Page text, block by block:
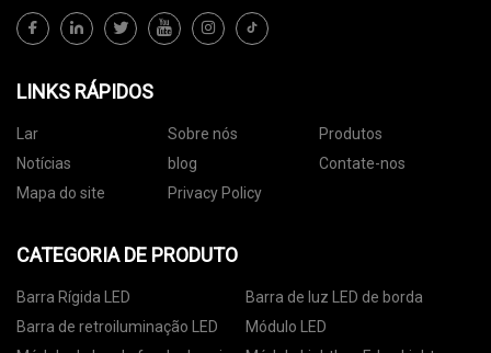
LINKS RÁPIDOS
Lar Sobre nós
Produtos
Notícias
blog
Contate-nos
Mapa do site
Privacy Policy
CATEGORIA DE PRODUTO
Barra Rígida LED
Barra de luz LED de borda
Barra de retroiluminação LED
Módulo LED